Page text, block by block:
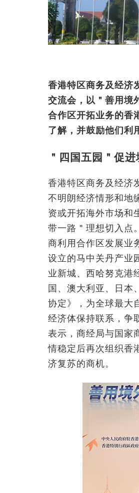
香港特区商务及经济
交流会，以＂善用境
合作区开拓业务的香
了解，并鼓励他们利
＂四国五园＂促
香港特区商务及经济
不明朗经济情形和地
资或开拓海外市场和
带一路＂理想切入点
商利用合作区发展业
设立的马中关丹产业
业新城、西哈努克港
国、澳大利亚、日本
协定》，为全球最大
经济体保持联系，争
表示，商经局与国家
情稳定后再次组织香
济复苏的商机。